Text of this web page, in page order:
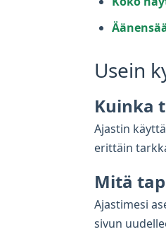
Usein
Kuinka
Ajastin
erittäin
Mitä
Ajastimesi
sivun